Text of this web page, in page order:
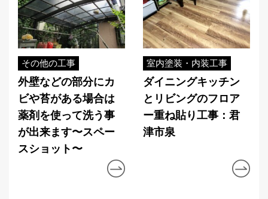
その他の工事
外壁などの部分にカ
ビや苔がある場合は
薬剤を使って洗う事
が出来ます〜スペー
スショット〜
室内塗装・内装工事
ダイニングキッチン
とリビングのフロア
ー重ね貼り工事：君
津市泉